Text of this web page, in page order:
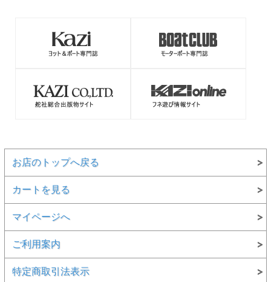
お店のトップへ戻る
カートを見る
マイページへ
ご利用案内
特定商取引法表示